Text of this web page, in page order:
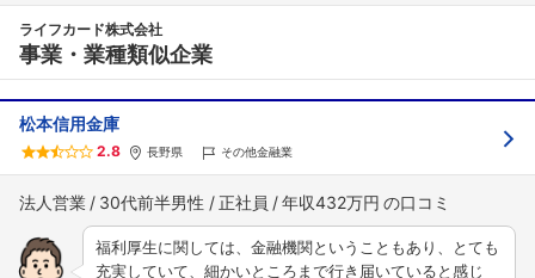
ライフカード株式会社
事業・業種類似企業
松本信用金庫
2.8 長野県 その他金融業
法人営業 30代前半男性 正社員 年収432万円
福利厚生に関しては、金融機関ということもあり、とても
充実していて、細かいところまで行き届いていると感じ